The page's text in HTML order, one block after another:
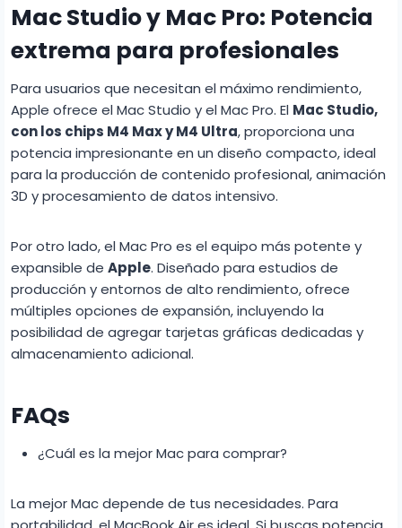
Mac Studio y Mac Pro: Potencia
extrema para profesionales
Para usuarios que necesitan el máximo rendimiento,
Apple ofrece el Mac Studio y el Mac Pro. El Mac Studio,
con los chips M4 Max y M4 Ultra, proporciona una
potencia impresionante en un diseño compacto, ideal
para la producción de contenido profesional, animación
3D y procesamiento de datos intensivo.
Por otro lado, el Mac Pro es el equipo más potente y
expansible de Apple. Diseñado para estudios de
producción y entornos de alto rendimiento, ofrece
múltiples opciones de expansión, incluyendo la
posibilidad de agregar tarjetas gráficas dedicadas y
almacenamiento adicional.
FAQs
¿Cuál es la mejor Mac para comprar?
La mejor Mac depende de tus necesidades. Para